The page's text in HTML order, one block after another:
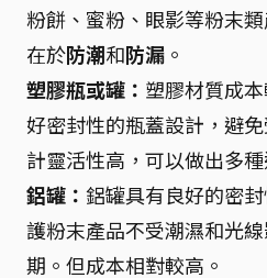
粉餅、蜜粉、眼影等粉末
在於防潮和防漏 。
塑膠瓶或罐： 塑膠材質成
好密封性的瓶蓋設計，避
計靈活性高，可以做出多
鋁罐： 鋁罐具有良好的密
護粉末產品不受潮濕和光
期。但成本相對較高。